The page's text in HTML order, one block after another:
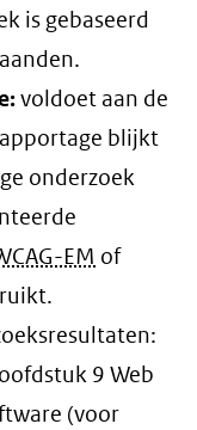
is gebaseerd
voldoet aan de
blijkt
onderzoek
EM of
9 Web
(voor